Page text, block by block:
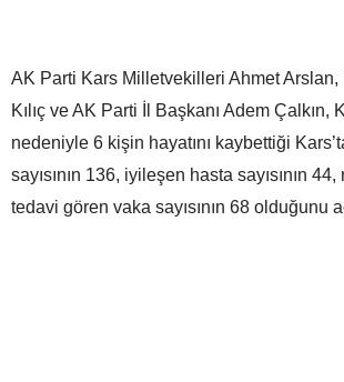
AK Parti Kars Milletvekilleri Ahmet Arslan,
Kılıç ve AK Parti İl Başkanı Adem Çalkın,
nedeniyle 6 kişin hayatını kaybettiği
sayısının 136, iyileşen hasta sayısının
tedavi gören vaka sayısının 68 olduğunu